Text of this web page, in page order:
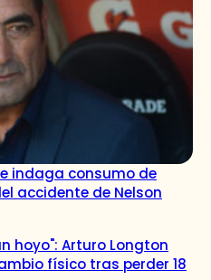
indaga consumo de
accidente de Nelson
hoyo": Arturo Longton
físico tras perder 18